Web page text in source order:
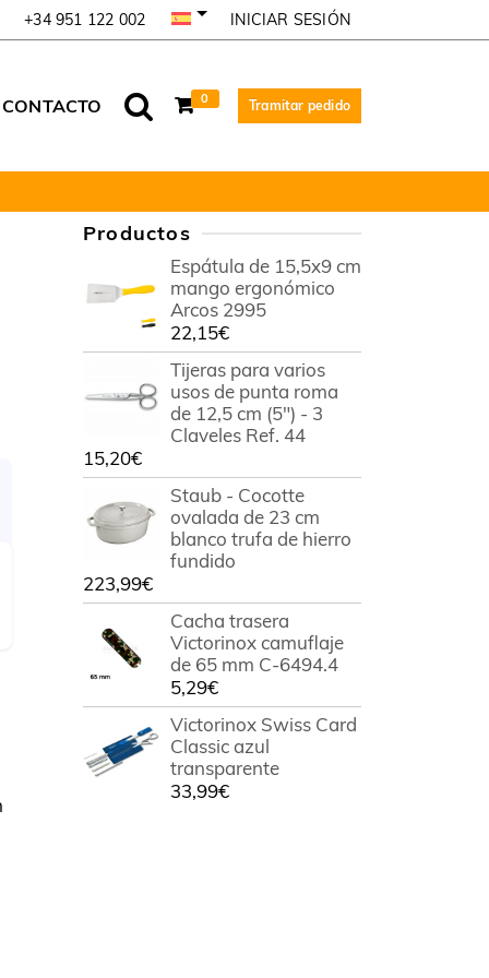
+34 951 122 002 INICIAR SESIÓN
CONTACTO 0 Tramitar pedido
Productos
Espátula de 15,5x9 cm
mango ergonómico
Arcos 2995
22,15€
Tijeras para varios
usos de punta roma
de 12,5 cm (5") - 3
Claveles Ref. 44
15,20€
Staub - Cocotte
ovalada de 23 cm
blanco trufa de hierro
fundido
223,99€
Cacha trasera
Victorinox camuflaje
de 65 mm C-6494.4
5,29€
Victorinox Swiss Card
Classic azul
transparente
33,99€